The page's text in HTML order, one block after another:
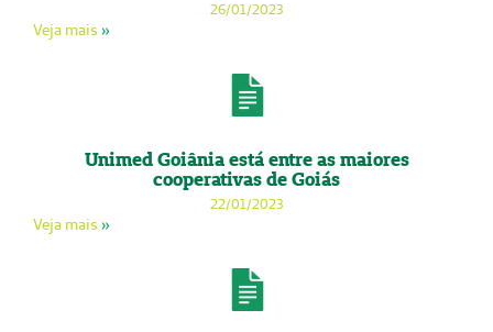
26/01/2023
Veja mais »
Unimed Goiânia está entre as maiores
cooperativas de Goiás
22/01/2023
Veja mais »